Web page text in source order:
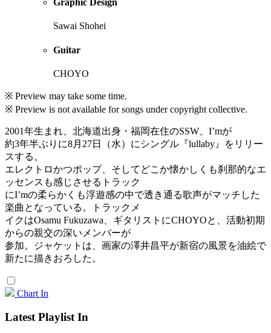
Graphic Design
Sawai Shohei
Guitar
CHOYO
※ Preview may take some time.
※ Preview is not available for songs under copyright collective.
2001年生まれ、北海道出身・福岡在住のSSW、I’mが
約3年半ぶりに8月27日（水）にシングル『lullaby』をリリー
スする。
エレクトロかつポップ、そしてどこか懐かしくも刹那的なエ
ッセンスも感じさせるトラック
にI’mの柔らかくも浮遊感の中で透き通る歌声がマッチした
楽曲となっている。トラックメ
イクはOsamu Fukuzawa、ギタリストにCHOYOと、活動初期
からの親交の深いメンバーが
参加。ジャケットは、画家の澤井昌平が新宿の風景を油絵で
新たに描きおろした。
Chart In
Latest Playlist In